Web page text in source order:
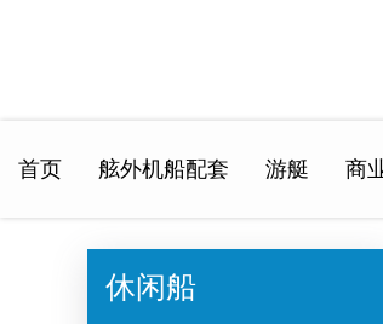
首页 舷外机船配套 游艇 商
休闲船